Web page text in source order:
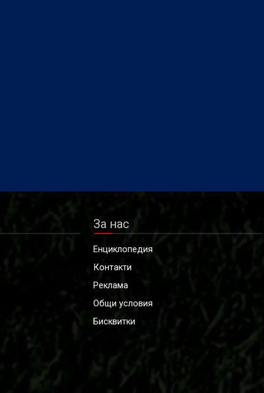
За нас
Енциклопедия
Контакти
Реклама
Общи условия
Бисквитки